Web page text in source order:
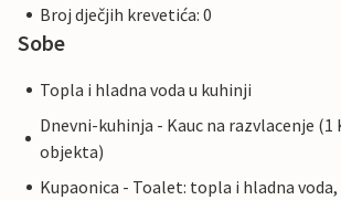
Broj dječjih krevetića: 0
Sobe
Topla i hladna voda u kuhinji
Dnevni-kuhinja - Kauc na razvlacenje
objekta)
Kupaonica - Toalet: topla i hladna voda,